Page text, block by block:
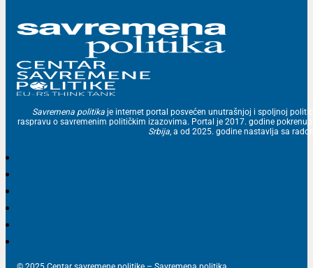
Savremena politika je internet portal posvećen unutrašnjoj i spoljnoj
raspravu o savremenim političkim izazovima. Portal je 2017. godine
Srbija, a od 2025. godine nastavlja sa